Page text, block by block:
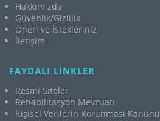
Hakkımızda
Güvenlik/Gizlilik
Öneri ve İstekleriniz
İletişim
FAYDALI LİNKLER
Resmi Siteler
Rehabilitasyon Mevzuatı
Kişisel Verilerin Korunması Kanunu